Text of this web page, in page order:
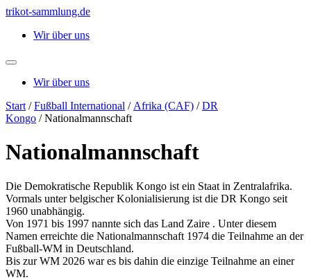
Zum
springen
trikot-sammlung.de
Wir über uns
Wir über uns
Start /Fußball International / Afrika (CAF) /DR
Kongo / Nationalmannschaft
Nationalmannschaft
Die Demokratische Republik Kongo ist ein Staat in Zentralafrika.
Vormals unter belgischer Kolonialisierung ist die DR Kongo seit
1960 unabhängig.
Von 1971 bis 1997 nannte sich das Land Zaire . Unter diesem
Namen erreichte die Nationalmannschaft 1974 die Teilnahme an der
Fußball-WM in Deutschland.
Bis zur WM 2026 war es bis dahin die einzige Teilnahme an einer
WM.